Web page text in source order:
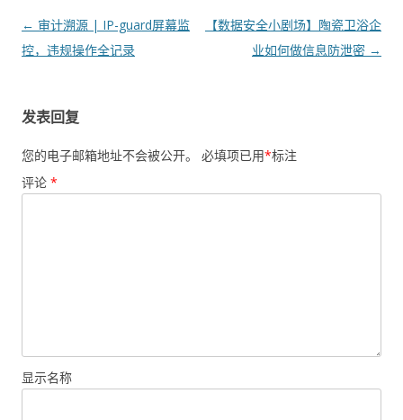
文章导航
← 审计溯源 | IP-guard屏幕监
控，违规操作全记录
【数据安全小剧场】陶瓷卫浴企
业如何做信息防泄密 →
发表回复
您的电子邮箱地址不会被公开。 必填项已用*标注
评论 *
显示名称